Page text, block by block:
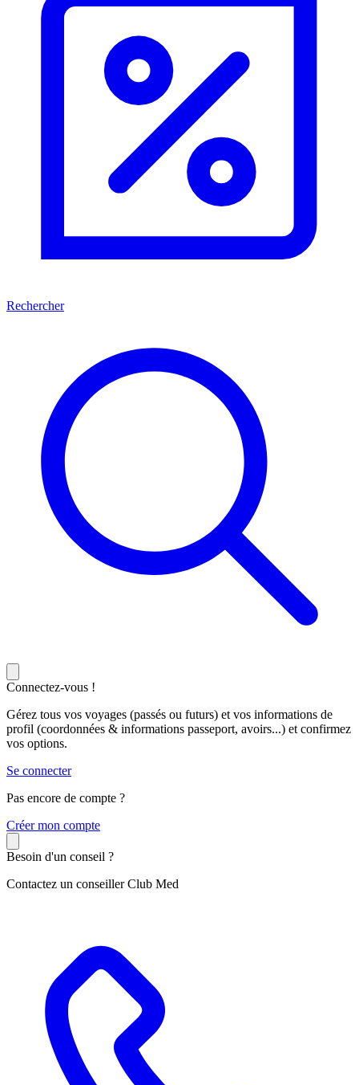
Rechercher
Connectez-vous !
Gérez tous vos voyages (passés ou futurs) et vos informations de
profil (coordonnées & informations passeport, avoirs...) et confirmez
vos options.
Se connecter
Pas encore de compte ?
Créer mon compte
Besoin d'un conseil ?
Contactez un conseiller Club Med